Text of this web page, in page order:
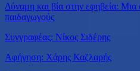
Δύναμη και βία στην εφηβεία: Μια
παιδαγωγούς
Συγγραφέας: Νίκος Σιδέρης
Αφήγηση: Χάρης Καζλαρής